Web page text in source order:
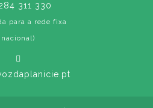
311 330
para a rede fixa
nacional)